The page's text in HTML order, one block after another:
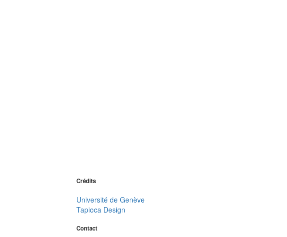
Crédits
Université de Genève
Tapioca Design
Contact